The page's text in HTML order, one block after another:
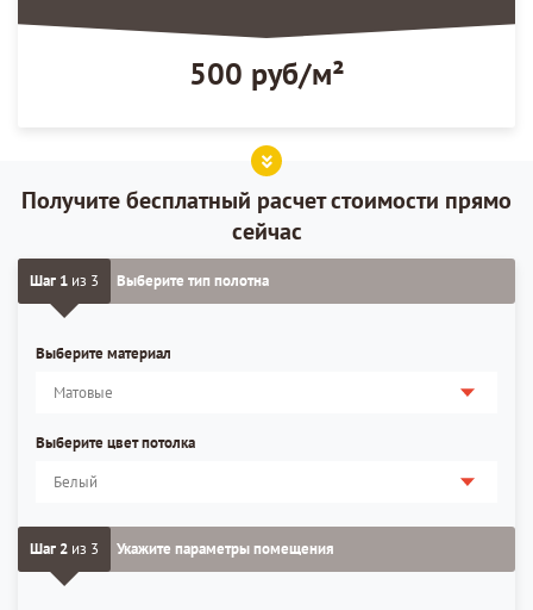
500 руб/м²
Получите бесплатный расчет стоимости прямо
сейчас
Шаг 1 из 3 Выберите тип полотна
Выберите материал
Выберите цвет потолка
Шаг 2 из 3 Укажите параметры помещения